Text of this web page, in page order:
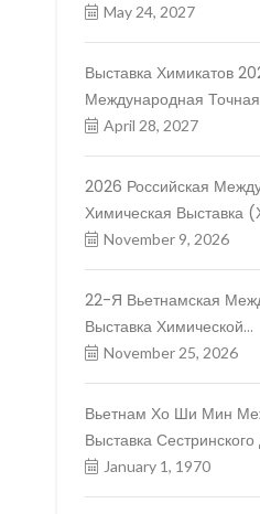
May 24, 2027
Выставка Химикатов
Международная Точная
April 28, 2027
2026 Российская
Химическая Выставка
November 9, 2026
22-Я Вьетнамская
Выставка Химической
Промышленности
November 25, 2026
Вьетнам Хо Ши Мин
Выставка
January 1, 1970